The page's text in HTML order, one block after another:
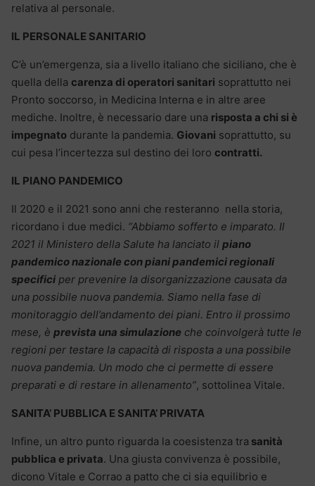
relativa al personale.
IL PERSONALE SANITARIO
C’è un’emergenza, sia a livello italiano che siciliano, che è
quella della carenza di operatori sanitari soprattutto nei
Pronto soccorso, in Medicina Interna e in altre aree
mediche. Inoltre, è necessario dare una risposta a chi si è
impegnato durante la pandemia. Giovani soprattutto, su
cui pesa l’incertezza sul destino dei loro contratti.
IL PIANO PANDEMICO
Il 2020 e il 2021 sono anni che resteranno nella storia,
ricordano i due medici. “Abbiamo sofferto e imparato. Il
2021 il Ministero della Salute ha lanciato il piano
pandemico nazionale con piani pandemici regionali
specifici per prevenire la disorganizzazione causata da
una possibile nuova pandemia. Siamo nella fase di
monitoraggio dell’andamento dei piani. Entro il prossimo
mese, è prevista una simulazione che coinvolgerà tutte le
regioni per testare la capacità di risposta a una possibile
nuova pandemia. Un modo che ci permette di essere
preparati e di restare in allenamento”, sottolinea Vitale.
SANITA’ PUBBLICA E SANITA’ PRIVATA
Infine, un altro punto riguarda la coesistenza tra sanità
pubblica e privata. Una giusta convivenza è possibile,
dicono Vitale e Corrao a patto che ci sia equilibrio e